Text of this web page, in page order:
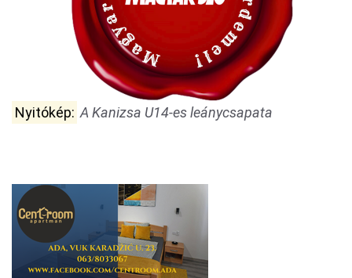
Nyitókép: A Kanizsa U14-es leánycsapata